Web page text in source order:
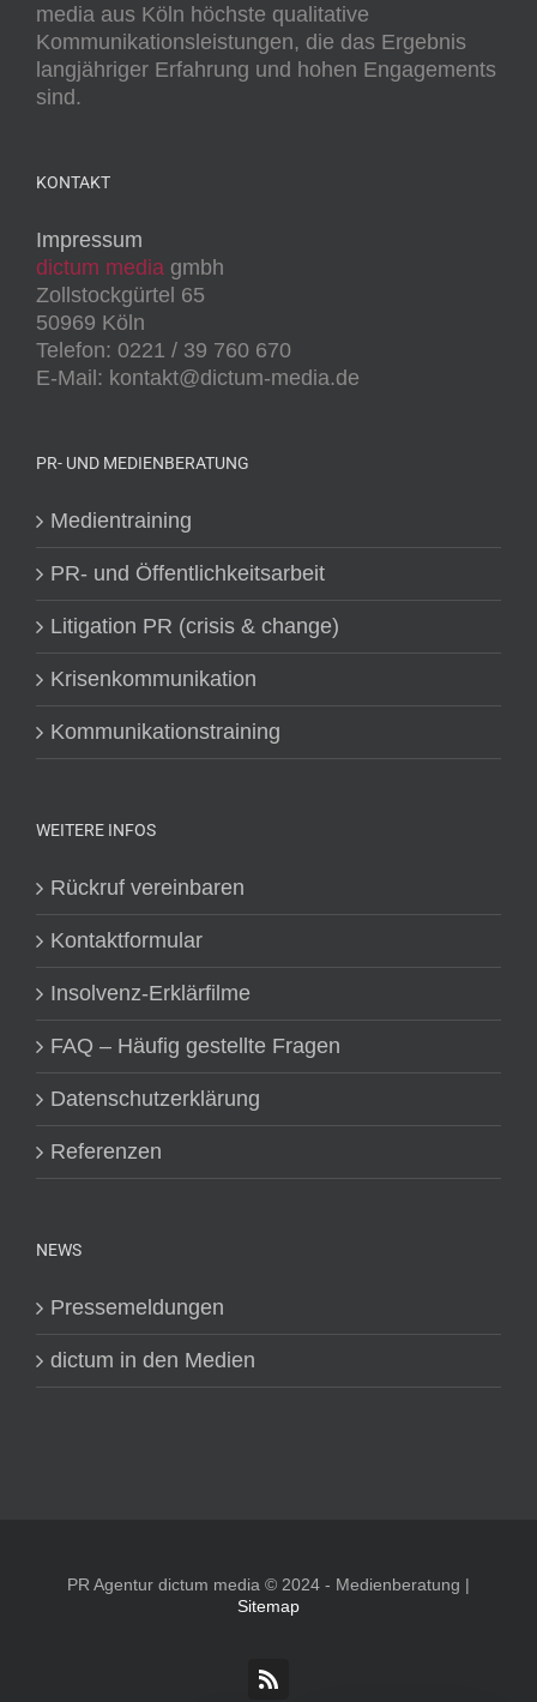
media aus Köln höchste qualitative
Kommunikationsleistungen, die das Ergebnis
langjähriger Erfahrung und hohen Engagements
sind.
KONTAKT
Impressum
dictum media gmbh
Zollstockgürtel 65
50969 Köln
Telefon: 0221 / 39 760 670
E-Mail: kontakt@dictum-media.de
PR- UND MEDIENBERATUNG
Medientraining
PR- und Öffentlichkeitsarbeit
Litigation PR (crisis & change)
Krisenkommunikation
Kommunikationstraining
WEITERE INFOS
Rückruf vereinbaren
Kontaktformular
Insolvenz-Erklärfilme
FAQ – Häufig gestellte Fragen
Datenschutzerklärung
Referenzen
NEWS
Pressemeldungen
dictum in den Medien
PR Agentur dictum media © 2024 - Medienberatung |
Sitemap
Rss